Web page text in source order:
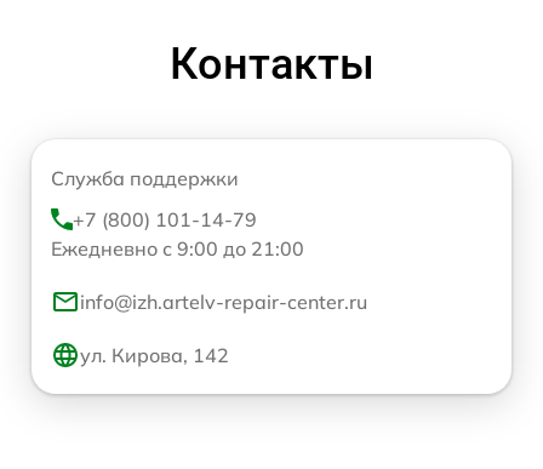
Контакты
Служба поддержки
+7 (800) 101-14-79
Ежедневно с 9:00 до 21:00
info@izh.artelv-repair-center.ru
ул. Кирова, 142